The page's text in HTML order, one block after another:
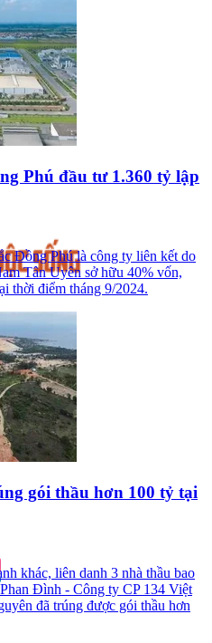
Phú đầu tư 1.360 tỷ lập
Đồng Phú là công ty liên kết do
Tân Uyên sở hữu 40% vốn,
thời điểm tháng 9/2024.
gói thầu hơn 100 tỷ tại
khác, liên danh 3 nhà thầu bao
Đình - Công ty CP 134 Việt
đã trúng được gói thầu hơn